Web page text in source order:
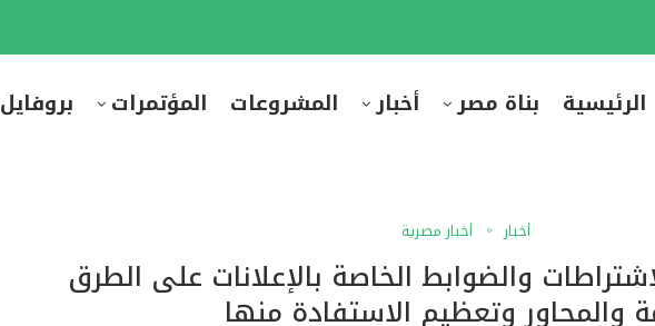
الرئيسية بناة مصر أخبار المشروعات المؤتمرات بروفايل
أخبار أخبار مصرية
والضوابط الخاصة بالإعلانات على الطرق
والمحاور وتعظيم الاستفادة منها